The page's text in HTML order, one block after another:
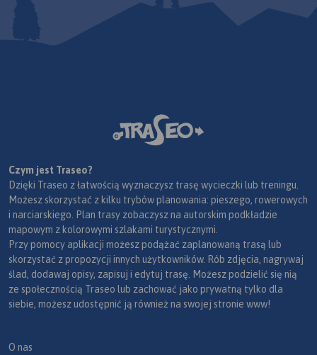
Czym jest Traseo?
Dzięki Traseo z łatwością wyznaczysz trasę wycieczki lub treningu.
Możesz skorzystać z kilku trybów planowania: pieszego, rowerowych
i narciarskiego. Plan trasy zobaczysz na autorskim podkładzie
mapowym z kolorowymi szlakami turystycznymi.
Przy pomocy aplikacji możesz podążać zaplanowaną trasą lub
skorzystać z propozycji innych użytkowników. Rób zdjęcia, nagrywaj
ślad, dodawaj opisy, zapisuj i edytuj trasę. Możesz podzielić się nią
ze społecznością Traseo lub zachować jako prywatną tylko dla
siebie, możesz udostępnić ją również na swojej stronie www!
O nas